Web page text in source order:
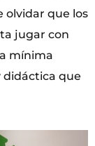
olvidar que los
jugar con
mínima
didáctica que